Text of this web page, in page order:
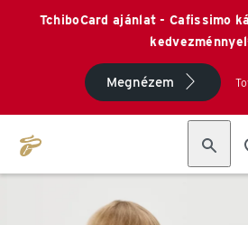
TchiboCard ajánlat - Cafissimo
Megnézem